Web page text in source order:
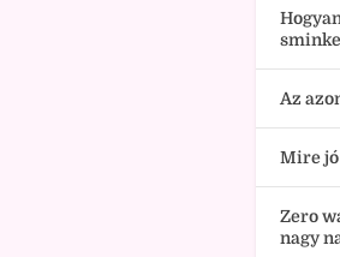
Az
Mire jó
Zero
nagy